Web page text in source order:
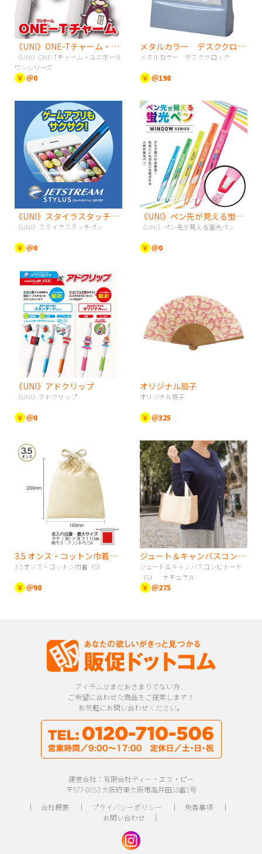
《UNI》ONE-Tチャーム・ユニボールワンシリーズ
《UNI》ONE-Tチャーム・ユニボール
ワンシリーズ
￥ ＠0
メタルカラー デスククロック
メタルカラー デスククロック
￥ ＠198
《UNI》スタイラスタッチペン
《UNI》スタイラスタッチペン
￥ ＠0
《UNI》ペン先が見える蛍光ペン
《UNI》ペン先が見える蛍光ペン
￥ ＠0
《UNI》アドクリップ
《UNI》アドクリップ
￥ ＠0
オリジナル扇子
オリジナル扇子
￥ ＠325
3.5 オンス・コットン巾着（S）
3.5オンス・コットン巾着（S）
￥ ＠98
ジュート＆キャンバスコンビトート（S） ナチュラル
ジュート＆キャンバスコンビトート
（S） ナチュラル
￥ ＠275
アイテムがまだおきまりでない方、
ご希望に合わせた商品をご提案します！
お気軽にお問い合わせください。
運営会社：有限会社ティー・エヌ・ピー
〒577-0053 大阪府東大阪市高井田18番2号
｜ 会社概要｜ プライバシーポリシー ｜ 免責事項｜
お問い合わせ ｜